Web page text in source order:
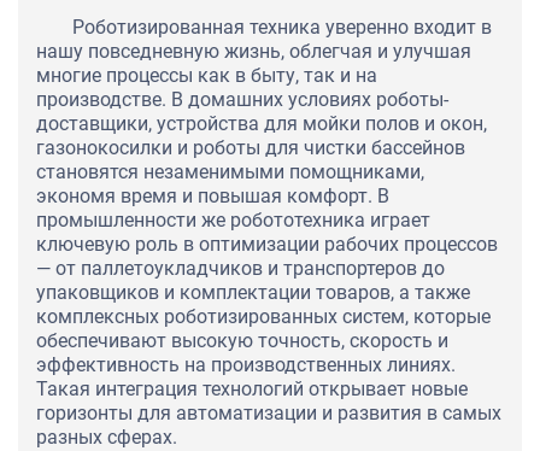
Роботизированная техника уверенно входит в
нашу повседневную жизнь, облегчая и улучшая
многие процессы как в быту, так и на
производстве. В домашних условиях роботы-
доставщики, устройства для мойки полов и окон,
газонокосилки и роботы для чистки бассейнов
становятся незаменимыми помощниками,
экономя время и повышая комфорт. В
промышленности же робототехника играет
ключевую роль в оптимизации рабочих процессов
— от паллетоукладчиков и транспортеров до
упаковщиков и комплектации товаров, а также
комплексных роботизированных систем, которые
обеспечивают высокую точность, скорость и
эффективность на производственных линиях.
Такая интеграция технологий открывает новые
горизонты для автоматизации и развития в самых
разных сферах.